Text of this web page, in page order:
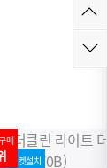
매
MD추천 로켓설치